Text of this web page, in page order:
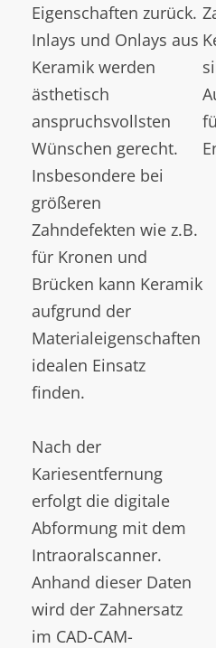
Eigenschaften zurück.
Inlays und Onlays aus
Keramik werden
ästhetisch
anspruchsvollsten
Wünschen gerecht.
Insbesondere bei
größeren
Zahndefekten wie z.B.
für Kronen und
Brücken kann Keramik
aufgrund der
Materialeigenschaften
idealen Einsatz
finden.
Nach der
Kariesentfernung
erfolgt die digitale
Abformung mit dem
Intraoralscanner.
Anhand dieser Daten
wird der Zahnersatz
im CAD-CAM-